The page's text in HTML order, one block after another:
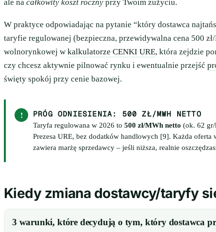
ale na całkowity koszt roczny przy Twoim zużyciu.
W praktyce odpowiadając na pytanie “który dostawca
taryfie regulowanej (bezpieczna, przewidywalna cena 500
wolnorynkowej w kalkulatorze CENKI URE, która zejdzie
czy chcesz aktywnie pilnować rynku i ewentualnie przejść
święty spokój przy cenie bazowej.
! PRÓG ODNIESIENIA: 500 ZŁ/MWH NETTO
Taryfa regulowana w 2026 to 500 zł/MWh netto (ok. 62 gr/
Prezesa URE, bez dodatków handlowych [9]. Każda
zawiera marżę sprzedawcy – jeśli niższa, realnie
Kiedy zmiana dostawcy/taryfy
3 warunki, które decydują o tym, który dostawca